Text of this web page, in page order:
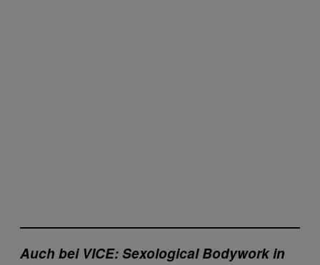
Auch bei VICE: Sexological Bodywork in